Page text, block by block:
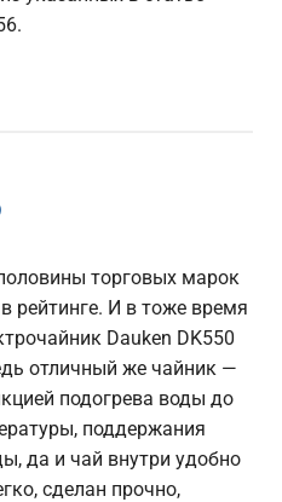
торговых марок
рейтинге. И в тоже время
Dauken DK550
отличный же чайник —
подогрева воды до
поддержания
да и чай внутри удобно
сделан прочно,